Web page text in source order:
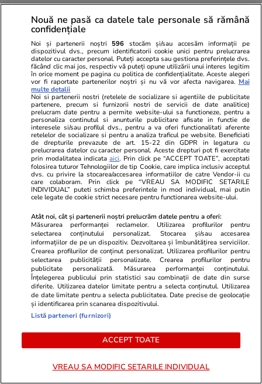
Prefecturii Dolj din Craiova. Anunțul transmis
de ISU
Opinii 16:09
Fundament pentru un nou model de
dezvoltare economică – oportunitatea
transformărilor tehnologice pentru IMM-urile
din România
Citește mai multe
TRENDING
Știri România 07:00
Mărturia lui Ovidiu, supraviețuitorul unui
proiect aplicat heirupist de statul român –
copii reuniți cu familiile abuzive care-i
abandonaseră: „Își doreau să scape de noi”
Bani și Afaceri 15 iul.
Economiștii estimează că România își va
menține ratingul de țară, dar statul va fi în
Nouă ne pasă ca datele tale personale să rămână
confidențiale
Noi și partenerii noștri 596 stocăm și/sau accesăm informații pe
dispozitivul dvs., precum identificatorii cookie unici pentru prelucrarea
datelor cu caracter personal. Puteți accepta sau gestiona preferințele dvs.
făcând clic mai jos, respectiv vă puteți opune utilizării unui interes legitim
în orice moment pe pagina cu politica de confidențialitate. Aceste alegeri
vor fi raportate partenerilor noștri și nu vă vor afecta navigarea. Mai
multe detalii
Noi si partenerii nostri (retelele de socializare si agentiile de publicitate
partenere, precum si furnizorii nostri de servicii de date analitice)
prelucram date pentru a permite website-ului sa functioneze, pentru a
personaliza continutul si anunturile publicitare afisate in functie de
interesele si/sau profilul dvs., pentru a va oferi functionalitati aferente
retelelor de socializare si pentru a analiza traficul pe website. Beneficiati
de drepturile prevazute de art. 15-22 din GDPR in legatura cu
prelucrarea datelor cu caracter personal. Aceste drepturi pot fi exercitate
prin modalitatea indicataaici. Prin click pe “ACCEPT TOATE”, acceptati
folosirea tuturor Tehnologiilor de tip Cookie, care implica inclusiv acceptul
dvs. cu privire la stocarea/accesarea informatiilor de catre Vendor-ii cu
care colaboram. Prin click pe “VREAU SA MODIFIC SETARILE
INDIVIDUAL” puteti schimba preferintele in mod individual, mai putin
cele legate de cookie strict necesare pentru functionarea website-ului.
Atât noi, cât și partenerii noștri prelucrăm datele pentru a oferi:
Măsurarea performanței reclamelor. Utilizarea profilurilor pentru
selectarea conținutului personalizat. Stocarea și/sau accesarea
informațiilor de pe un dispozitiv. Dezvoltarea și îmbunătățirea serviciilor.
Crearea profilurilor de conținut personalizat. Utilizarea profilurilor pentru
selectarea publicității personalizate. Crearea profilurilor pentru
publicitate personalizată. Măsurarea performanței conținutului.
Înțelegerea publicului prin statistici sau combinații de date din surse
diferite. Utilizarea datelor limitate pentru a selecta conținutul. Utilizarea
de date limitate pentru a selecta publicitatea. Date precise de geolocație
și identificarea prin scanarea dispozitivului.
Listă parteneri (furnizori)
ACCEPT TOATE
VREAU SA MODIFIC SETARILE INDIVIDUAL